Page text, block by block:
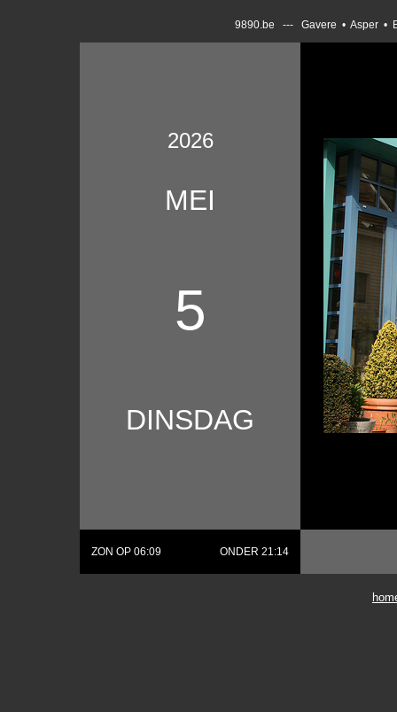
9890.be --- Gavere • Asper •
2026
MEI
5
DINSDAG
ZON OP 06:09 ONDER 21:14